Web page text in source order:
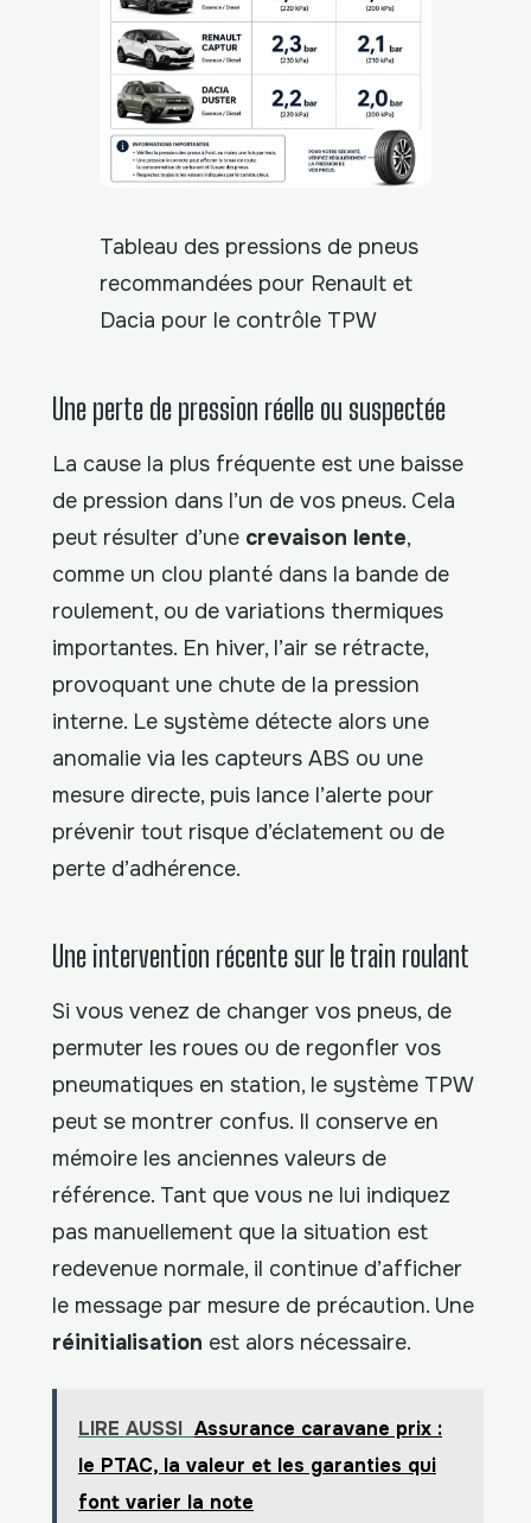
Tableau des pressions de pneus
recommandées pour Renault et
Dacia pour le contrôle TPW
Une perte de pression réelle ou suspectée
La cause la plus fréquente est une baisse
de pression dans l’un de vos pneus. Cela
peut résulter d’une crevaison lente,
comme un clou planté dans la bande de
roulement, ou de variations thermiques
importantes. En hiver, l’air se rétracte,
provoquant une chute de la pression
interne. Le système détecte alors une
anomalie via les capteurs ABS ou une
mesure directe, puis lance l’alerte pour
prévenir tout risque d’éclatement ou de
perte d’adhérence.
Une intervention récente sur le train roulant
Si vous venez de changer vos pneus, de
permuter les roues ou de regonfler vos
pneumatiques en station, le système TPW
peut se montrer confus. Il conserve en
mémoire les anciennes valeurs de
référence. Tant que vous ne lui indiquez
pas manuellement que la situation est
redevenue normale, il continue d’afficher
le message par mesure de précaution. Une
réinitialisation est alors nécessaire.
LIRE AUSSI Assurance caravane prix :
le PTAC, la valeur et les garanties qui
font varier la note